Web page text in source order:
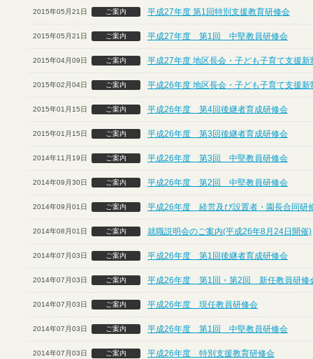
2015年05月21日 ご案内 平成27年度 第1回特別支援教育研修会
2015年05月21日 ご案内 平成27年度 第1回 中堅教員研修会
2015年04月09日 ご案内 平成27年度 地区長会・子ども子育て支援
2015年02月04日 ご案内 平成26年度 地区長会・子ども子育て支援
2015年01月15日 ご案内 平成26年度 第4回後継者育成研修会
2015年01月15日 ご案内 平成26年度 第3回後継者育成研修会
2014年11月19日 ご案内 平成26年度 第3回 中堅教員研修会
2014年09月30日 ご案内 平成26年度 第2回 中堅教員研修会
2014年09月01日 ご案内 平成26年度 経営及び設置者・園長合同研
2014年08月01日 ご案内 就職説明会のご案内(平成26年8月24日開催)
2014年07月03日 ご案内 平成26年度 第1回後継者育成研修会
2014年07月03日 ご案内 平成26年度 第1回・第2回 新任教員研修
2014年07月03日 ご案内 平成26年度 現任教員研修会
2014年07月03日 ご案内 平成26年度 第1回 中堅教員研修会
2014年07月03日 ご案内 平成26年度 特別支援教育研修会